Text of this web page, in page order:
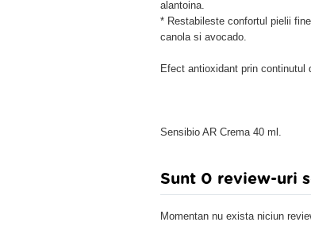
alantoina.
* Restabileste confortul pielii
canola si avocado.
Efect antioxidant prin continutul
Sensibio AR Crema 40 ml.
Sunt 0 review-uri
Momentan nu exista niciun